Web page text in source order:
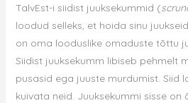
TalvEst-i siidist juuksekummid (
loodud selleks, et hoida sinu
on oma looduslike omaduste tõttu
Siidist juuksekumm libiseb pehmelt
pusasid ega juuste murdumist. Siid
kuivata neid. Juuksekummi sisse